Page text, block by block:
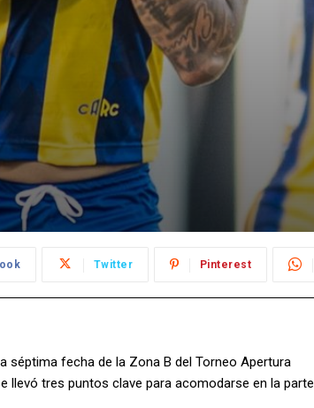
Twitter Pinterest
séptima fecha de la Zona B del Torneo Apertura
llevó tres puntos clave para acomodarse en la parte